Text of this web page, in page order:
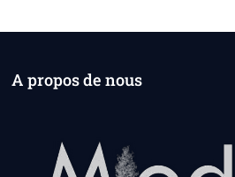
A propos de nous